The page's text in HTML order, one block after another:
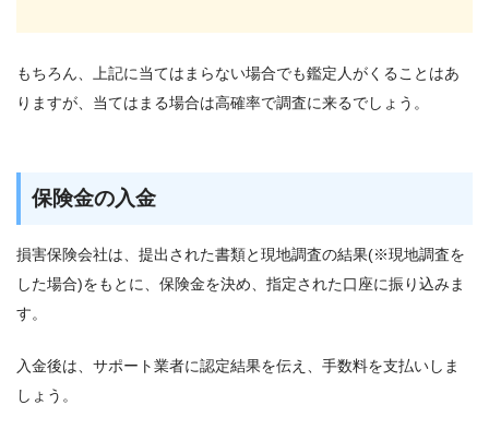
もちろん、上記に当てはまらない場合でも鑑定人がくることはあ
りますが、当てはまる場合は高確率で調査に来るでしょう。
保険金の入金
損害保険会社は、提出された書類と現地調査の結果(※現地調査を
した場合)をもとに、保険金を決め、指定された口座に振り込みま
す。
入金後は、サポート業者に認定結果を伝え、手数料を支払いしま
しょう。